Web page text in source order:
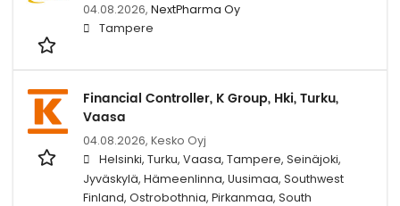
04.08.2026, NextPharma Oy
Tampere
Financial Controller, K Group, Hki, Turku,
Vaasa
04.08.2026, Kesko Oyj
Helsinki, Turku, Vaasa, Tampere, Seinäjoki,
Jyväskylä, Hämeenlinna, Uusimaa, Southwest
Finland, Ostrobothnia, Pirkanmaa, South